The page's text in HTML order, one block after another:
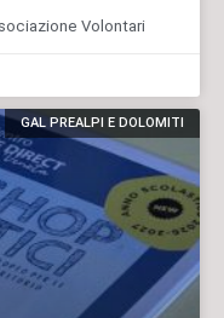
Volontari
GAL PREALPI E DOLOMITI